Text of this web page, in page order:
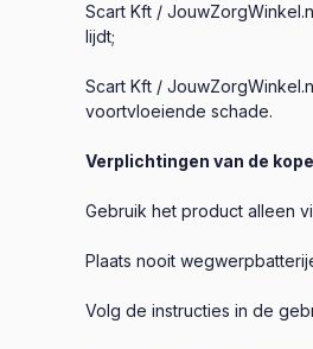
Scart Kft /
lijdt;
Scart Kft /
voortvloeiende schade.
Verplichtingen van de
Gebruik het product alleen
Plaats nooit
Volg de instructies in de